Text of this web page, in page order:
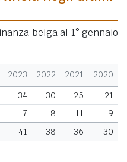
belga al 1° gennaio
2023 2022 2021
2020
34 30 25
21
7 8 11
9
41 38 36 30